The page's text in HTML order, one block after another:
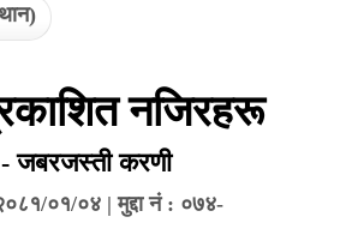
नजिरहरू
जबरजस्ती करणी
०१/०४ | मुद्दा नं : ०७४-